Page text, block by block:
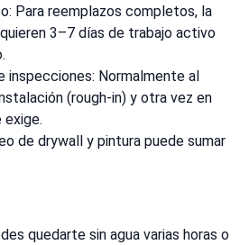
Para reemplazos completos, la
3–7 días de trabajo activo
inspecciones: Normalmente al
(rough-in) y otra vez en
exige.
de drywall y pintura puede sumar
quedarte sin agua varias horas o